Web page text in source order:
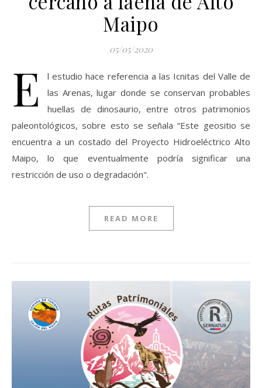
Maipo
05/05/2020
E
l estudio hace referencia a las Icnitas del Valle de
las Arenas, lugar donde se conservan probables
huellas de dinosaurio, entre otros patrimonios
paleontológicos, sobre esto se señala “Este geositio se
encuentra a un costado del Proyecto Hidroeléctrico Alto
Maipo, lo que eventualmente podría significar una
restricción de uso o degradación".
READ MORE